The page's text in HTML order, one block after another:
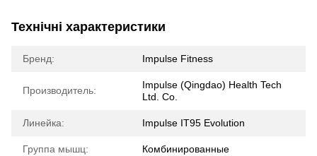
Технічні характеристики
Бренд: Impulse Fitness
Производитель:
Impulse (Qingdao) Health Tech
Ltd. Co.
Линейка: Impulse IT95 Evolution
Группа мышц: Комбинированные